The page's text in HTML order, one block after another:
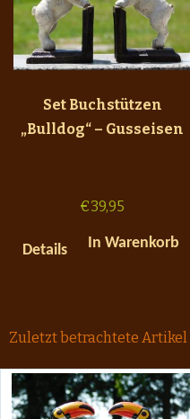
Set Buchstützen
„Bulldog“ – Gusseisen
€39,95
Details In Warenkorb
Zuletzt betrachtete Artikel